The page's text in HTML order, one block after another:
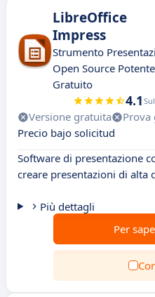
LibreOffice
Impress
Strumento
Open Source
Gratuito
4.1
Versione gratuita Prova
Precio bajo solicitud
Software di presentazione
creare presentazioni di alta
Più dettagli
Per